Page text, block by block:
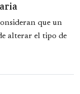
que un
alterar el tipo de